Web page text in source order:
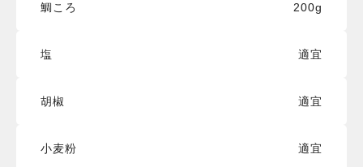
鯛ころ 200g
塩 適宜
胡椒 適宜
小麦粉 適宜